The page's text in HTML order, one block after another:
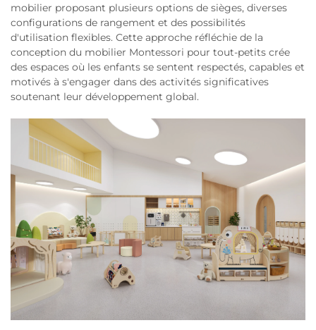
mobilier proposant plusieurs options de sièges, diverses
configurations de rangement et des possibilités
d'utilisation flexibles. Cette approche réfléchie de la
conception du mobilier Montessori pour tout-petits crée
des espaces où les enfants se sentent respectés, capables et
motivés à s'engager dans des activités significatives
soutenant leur développement global.